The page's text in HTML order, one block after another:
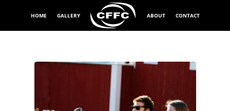
HOME GALLERY ABOUT CONTACT